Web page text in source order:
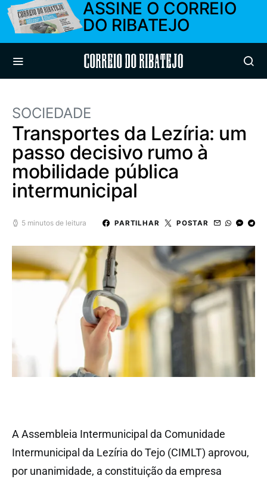
ASSINE O CORREIO
DO RIBATEJO
Correio do Ribatejo
SOCIEDADE
Transportes da Lezíria: um
passo decisivo rumo à
mobilidade pública
intermunicipal
5 minutos de leitura PARTILHAR POSTAR
A Assembleia Intermunicipal da Comunidade
Intermunicipal da Lezíria do Tejo (CIMLT) aprovou,
por unanimidade, a constituição da empresa